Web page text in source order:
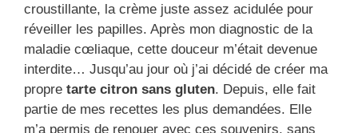
croustillante, la crème juste assez acidulée pour
réveiller les papilles. Après mon diagnostic de la
maladie cœliaque, cette douceur m’était devenue
interdite… Jusqu’au jour où j’ai décidé de créer ma
propre tarte citron sans gluten. Depuis, elle fait
partie de mes recettes les plus demandées. Elle
m’a permis de renouer avec ces souvenirs, sans